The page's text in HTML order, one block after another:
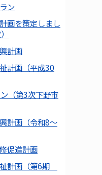
ン
画を策定しまし
計画
計画（平成30
（第3次下野市
計画（令和8～
促進計画
計画（第6期